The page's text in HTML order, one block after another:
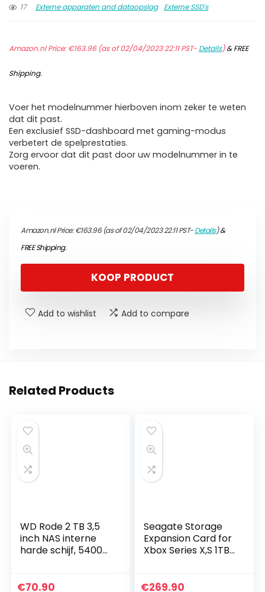
17
Externe apparaten and dataopslag Externe SSD's
Amazon.nl Price:€163.96(as of 02/04/2023 22:11 PST- Details)&FREE
Shipping.
Voer het modelnummer hierboven inom zeker te weten
dat dit past.
Een exclusief SSD-dashboard met gaming-modus
verbetert de spelprestaties.
Zorg ervoor dat dit past door uw modelnummer in te
voeren.
Amazon.nl Price:€163.96(as of 02/04/2023 22:11 PST-Details)&
FREE Shipping.
KOOP PRODUCT
Add to wishlist Add to compare
Related Products
WD Rode 2 TB 3,5
inch NAS interne
harde schijf, 5400
€70.90
Seagate Storage
Expansion Card for
Xbox Series X,S 1TB
SSD for Xbox Series
€269.90